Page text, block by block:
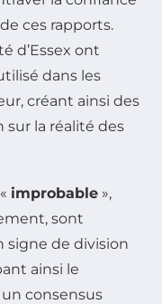
ces rapports.
d’Essex ont
dans les
créant ainsi des
sur la réalité des
improbable »,
sont
de division
ainsi le
consensus